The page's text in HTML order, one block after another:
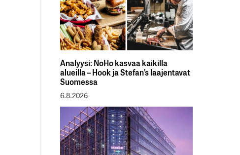
Analyysi: NoHo kasvaa kaikilla
alueilla – Hook ja Stefan’s laajentavat
Suomessa
6.8.2026